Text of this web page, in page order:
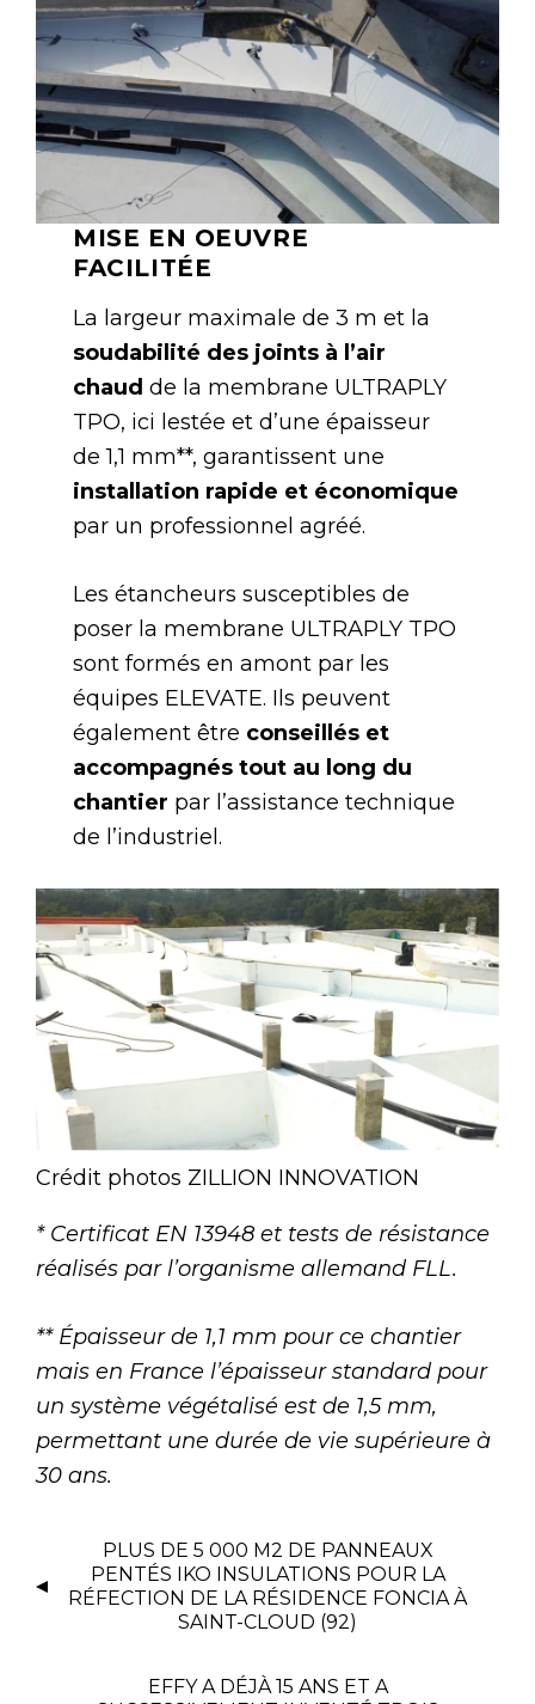
MISE EN OEUVRE
FACILITÉE
La largeur maximale de 3 m et la
soudabilité des joints à l’air
chaudde la membrane ULTRAPLY
TPO, ici lestée et d’une épaisseur
de 1,1 mm**, garantissent une
installation rapide et économique
par un professionnel agréé.
Les étancheurs susceptibles de
poser la membrane ULTRAPLY TPO
sont formés en amont par les
équipes ELEVATE. Ils peuvent
également être conseillés et
accompagnés tout au long du
chantier par l’assistance technique
de l’industriel.
Crédit photos ZILLION INNOVATION
* Certificat EN 13948 et tests de résistance
réalisés par l’organisme allemand FLL.
** Épaisseur de 1,1 mm pour ce chantier
mais en France l’épaisseur standard pour
un système végétalisé est de 1,5 mm,
permettant une durée de vie supérieure à
30 ans.
PLUS DE 5 000 M2 DE PANNEAUX
PENTÉS IKO INSULATIONS POUR LA
RÉFECTION DE LA RÉSIDENCE FONCIA À
SAINT-CLOUD (92)
EFFY A DÉJÀ 15 ANS ET A